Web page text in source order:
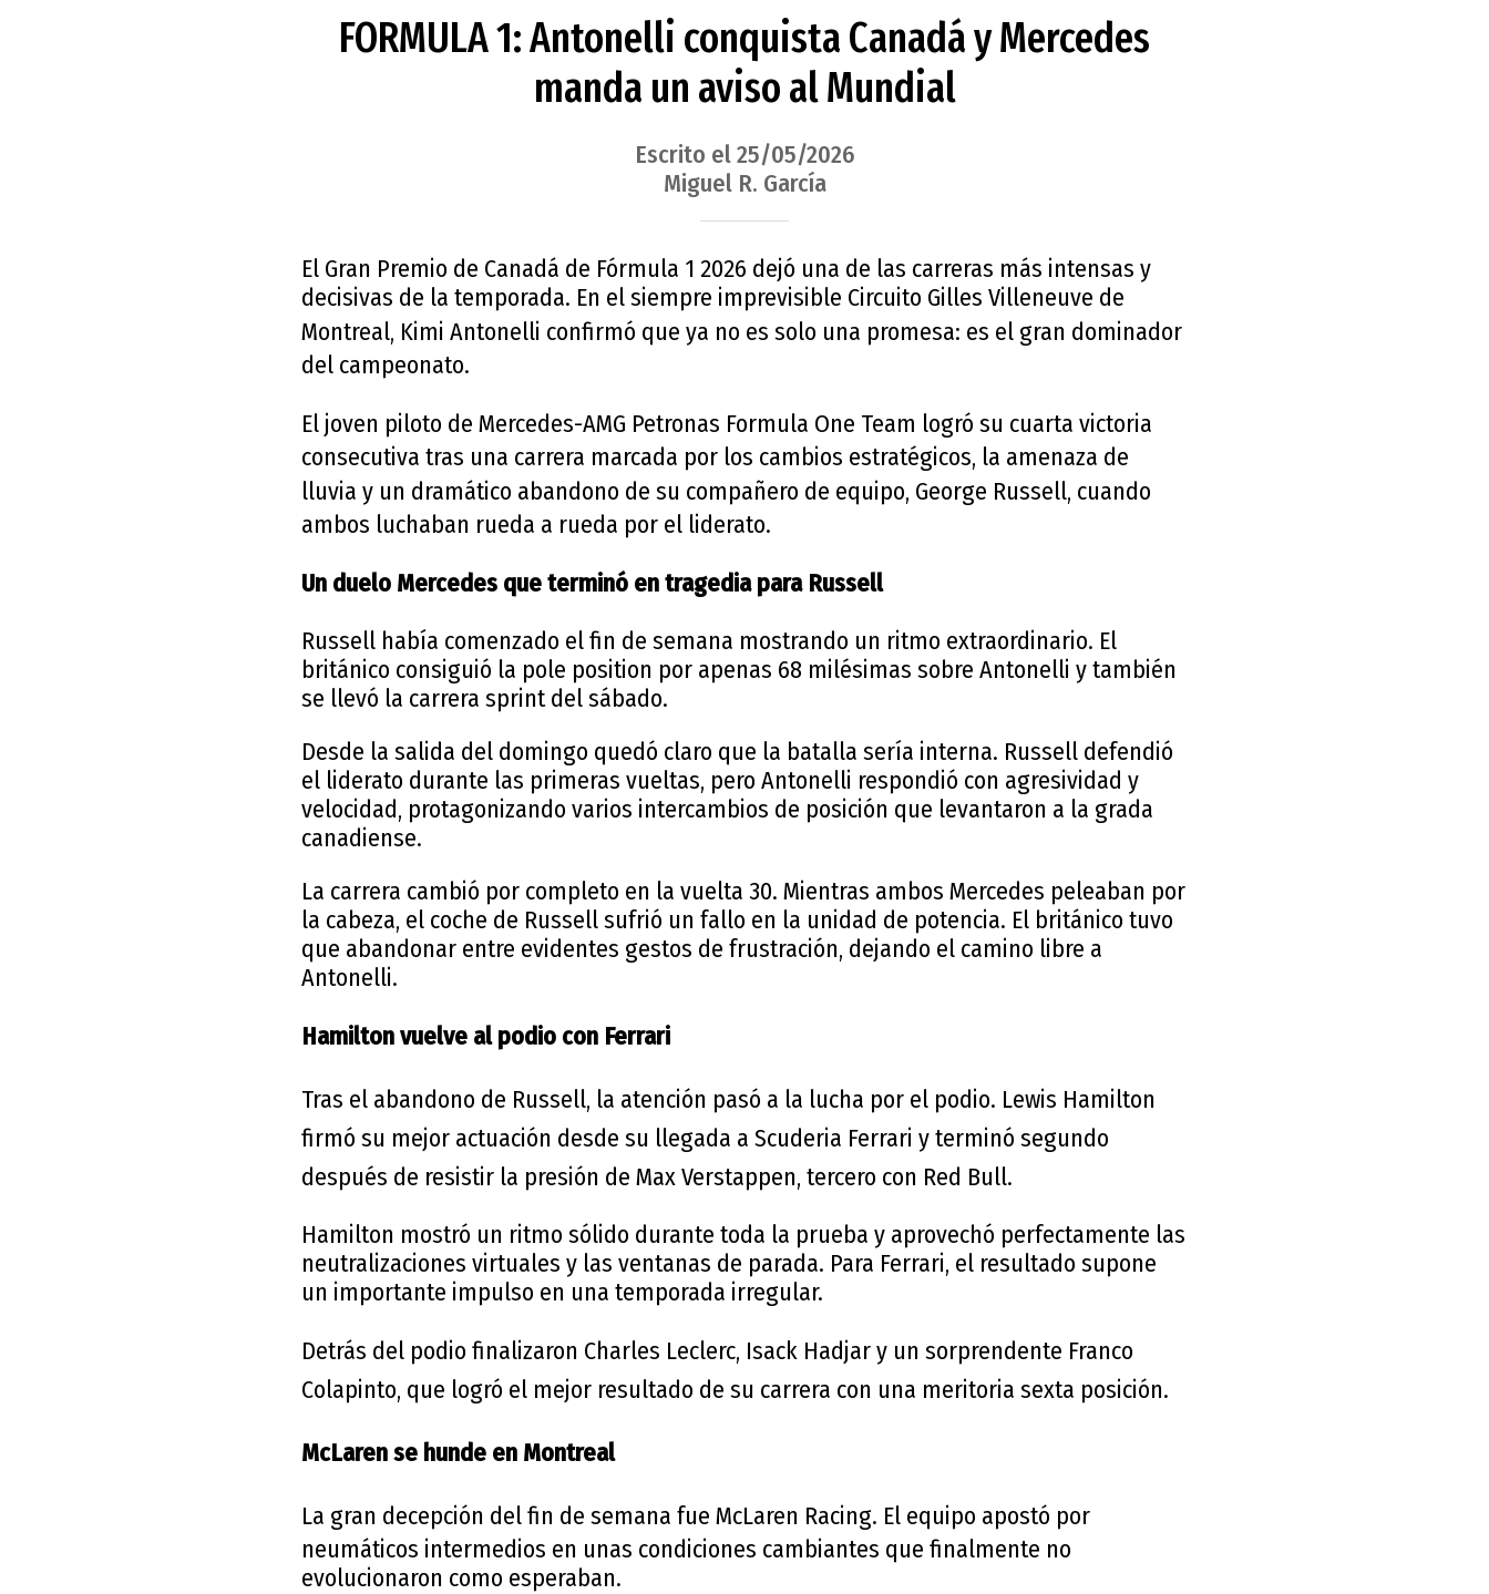
FORMULA 1: Antonelli conquista Canadá y Mercedes
manda un aviso al Mundial
Escrito el 25/05/2026
Miguel R. García
El Gran Premio de Canadá de Fórmula 1 2026 dejó una de las carreras más intensas y
decisivas de la temporada. En el siempre imprevisible Circuito Gilles Villeneuve de
Montreal, Kimi Antonelli confirmó que ya no es solo una promesa: es el gran dominador
del campeonato.
El joven piloto de Mercedes-AMG Petronas Formula One Team logró su cuarta victoria
consecutiva tras una carrera marcada por los cambios estratégicos, la amenaza de
lluvia y un dramático abandono de su compañero de equipo, George Russell, cuando
ambos luchaban rueda a rueda por el liderato.
Un duelo Mercedes que terminó en tragedia para Russell
Russell había comenzado el fin de semana mostrando un ritmo extraordinario. El
británico consiguió la pole position por apenas 68 milésimas sobre Antonelli y también
se llevó la carrera sprint del sábado.
Desde la salida del domingo quedó claro que la batalla sería interna. Russell defendió
el liderato durante las primeras vueltas, pero Antonelli respondió con agresividad y
velocidad, protagonizando varios intercambios de posición que levantaron a la grada
canadiense.
La carrera cambió por completo en la vuelta 30. Mientras ambos Mercedes peleaban por
la cabeza, el coche de Russell sufrió un fallo en la unidad de potencia. El británico tuvo
que abandonar entre evidentes gestos de frustración, dejando el camino libre a
Antonelli.
Hamilton vuelve al podio con Ferrari
Tras el abandono de Russell, la atención pasó a la lucha por el podio. Lewis Hamilton
firmó su mejor actuación desde su llegada a Scuderia Ferrari y terminó segundo
después de resistir la presión de Max Verstappen, tercero con Red Bull.
Hamilton mostró un ritmo sólido durante toda la prueba y aprovechó perfectamente las
neutralizaciones virtuales y las ventanas de parada. Para Ferrari, el resultado supone
un importante impulso en una temporada irregular.
Detrás del podio finalizaron Charles Leclerc, Isack Hadjary un sorprendente Franco
Colapinto, que logró el mejor resultado de su carrera con una meritoria sexta posición.
McLaren se hunde en Montreal
La gran decepción del fin de semana fue McLaren Racing. El equipo apostó por
neumáticos intermedios en unas condiciones cambiantes que finalmente no
evolucionaron como esperaban.